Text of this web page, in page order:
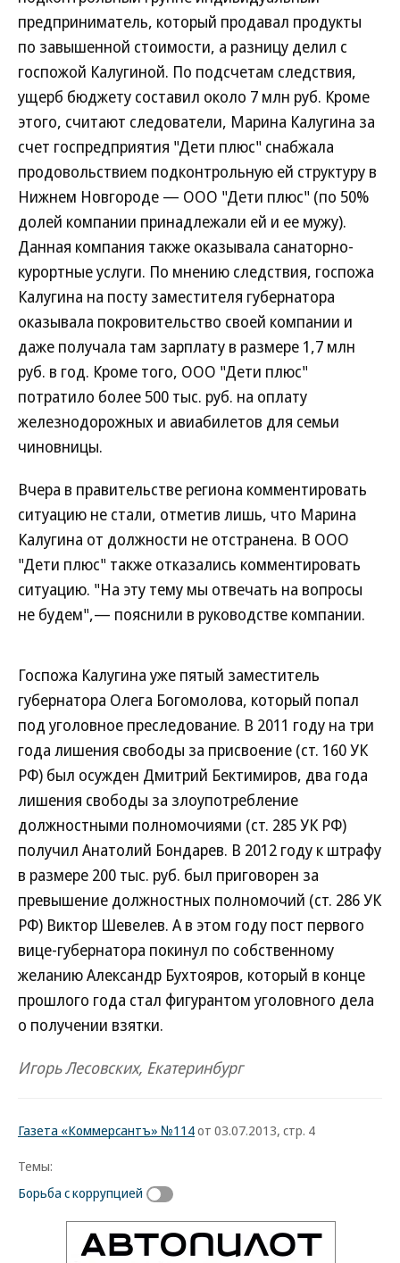
предприниматель, который продавал продукты
по завышенной стоимости, а разницу делил с
госпожой Калугиной. По подсчетам следствия,
ущерб бюджету составил около 7 млн руб. Кроме
этого, считают следователи, Марина Калугина за
счет госпредприятия "Дети плюс" снабжала
продовольствием подконтрольную ей структуру в
Нижнем Новгороде — ООО "Дети плюс" (по 50%
долей компании принадлежали ей и ее мужу).
Данная компания также оказывала санаторно-
курортные услуги. По мнению следствия, госпожа
Калугина на посту заместителя губернатора
оказывала покровительство своей компании и
даже получала там зарплату в размере 1,7 млн
руб. в год. Кроме того, ООО "Дети плюс"
потратило более 500 тыс. руб. на оплату
железнодорожных и авиабилетов для семьи
чиновницы.
Вчера в правительстве региона комментировать
ситуацию не стали, отметив лишь, что Марина
Калугина от должности не отстранена. В ООО
"Дети плюс" также отказались комментировать
ситуацию. "На эту тему мы отвечать на вопросы
не будем",— пояснили в руководстве компании.
Госпожа Калугина уже пятый заместитель
губернатора Олега Богомолова, который попал
под уголовное преследование. В 2011 году на три
года лишения свободы за присвоение (ст. 160 УК
РФ) был осужден Дмитрий Бектимиров, два года
лишения свободы за злоупотребление
должностными полномочиями (ст. 285 УК РФ)
получил Анатолий Бондарев. В 2012 году к штрафу
в размере 200 тыс. руб. был приговорен за
превышение должностных полномочий (ст. 286 УК
РФ) Виктор Шевелев. А в этом году пост первого
вице-губернатора покинул по собственному
желанию Александр Бухтояров, который в конце
прошлого года стал фигурантом уголовного дела
о получении взятки.
Игорь Лесовских, Екатеринбург
Газета «Коммерсантъ» №114от 03.07.2013, стр. 4
Темы:
Борьба с коррупцией